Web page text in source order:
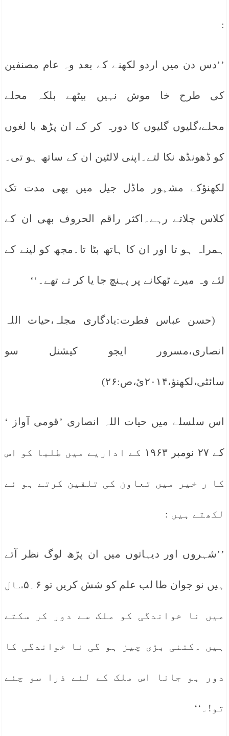
:
’’دس دن میں اردو لکھنے کے بعد وہ عام مصنفین
کی طرح خا موش نہیں بیٹھے بلکہ محلے
محلے،گلیوں گلیوں کا دورہ کر کے ان پڑھ با لغوں
کو ڈھونڈھ نکا لتے۔اپنی لالٹین ان کے ساتھ ہو تی۔
لکھنؤکے مشہور ماڈل جیل میں بھی مدت تک
کلاس چلاتے رہے۔اکثر راقم الحروف بھی ان کے
ہمراہ ہو تا اور ان کا ہاتھ بٹا تا۔مجھ کو لینے کے
لئے وہ میرے ٹھکانے پر پہنچ جا یا کر تے تھے۔‘‘
(حسن عباس فطرت:یادگاری مجلہ،حیات اللہ
انصاری،مسرور ایجو کیشنل سو
سائٹی،لکھنؤ،۲۰۱۴ئ،ص:۲۶)
اس سلسلے میں حیات اللہ انصاری ’قومی آواز ‘
کے ۲۷ نومبر ۱۹۶۳ کے اداریے میں طلبا کو اس
کا ر خیر میں تعاون کی تلقین کرتے ہو ئے
لکھتے ہیں :
’’شہروں اور دیہاتوں میں ان پڑھ لوگ نظر آتے
ہیں نو جوان طا لب علم کو شش کریں تو ۶۔۵سال
میں نا خواندگی کو ملک سے دور کر سکتے
ہیں ۔کتنی بڑی چیز ہو گی نا خواندگی کا
دور ہو جانا اس ملک کے لئے ذرا سو چئے
تو!۔‘‘